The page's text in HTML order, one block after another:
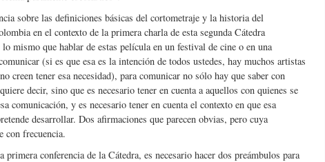
sobre las definiciones básicas del cortometraje y la historia del
en el contexto de la primera charla de esta segunda Cátedra
mismo que hablar de estas película en un festival de cine o en una
(si es que esa es la intención de todos ustedes, hay muchos artistas
creen tener esa necesidad), para comunicar no sólo hay que saber con
decir, sino que es necesario tener en cuenta a aquellos con quienes se
comunicación, y es necesario tener en cuenta el contexto en que esa
desarrollar. Dos afirmaciones que parecen obvias, pero cuya
con frecuencia.
primera conferencia de la Cátedra, es necesario hacer dos preámbulos para